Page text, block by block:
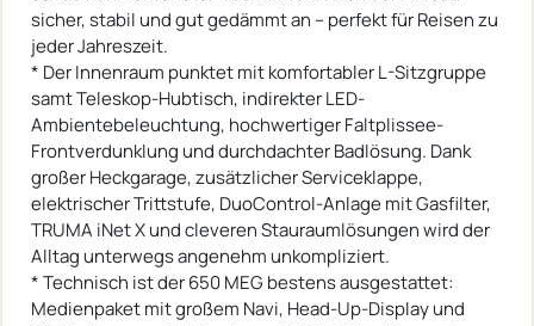
sicher, stabil und gut gedämmt an – perfekt für Reisen zu
jeder Jahreszeit.
* Der Innenraum punktet mit komfortabler L-Sitzgruppe
samt Teleskop-Hubtisch, indirekter LED-
Ambientebeleuchtung, hochwertiger Faltplissee-
Frontverdunklung und durchdachter Badlösung. Dank
großer Heckgarage, zusätzlicher Serviceklappe,
elektrischer Trittstufe, DuoControl-Anlage mit Gasfilter,
TRUMA iNet X und cleveren Stauraumlösungen wird der
Alltag unterwegs angenehm unkompliziert.
* Technisch ist der 650 MEG bestens ausgestattet:
Medienpaket mit großem Navi, Head-Up-Display und